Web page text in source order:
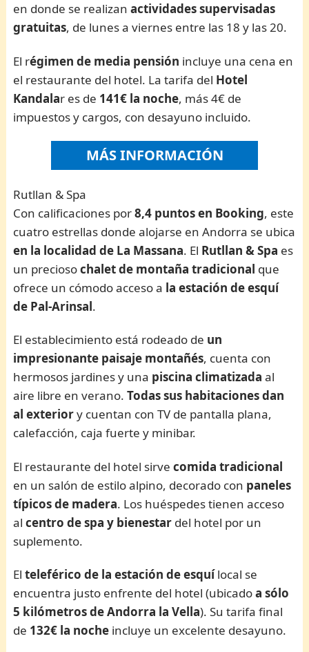
en donde se realizanactividades supervisadas
gratuitas, de lunes a viernes entre las 18 y las 20.
El régimen de media pensión incluye una cena en
el restaurante del hotel. La tarifa del Hotel
Kandalar es de 141€ la noche, más 4€ de
impuestos y cargos, con desayuno incluido.
MÁS INFORMACIÓN
Rutllan & Spa
Con calificaciones por8,4 puntos en Booking, este
cuatro estrellas donde alojarse en Andorra se ubica
en la localidad de La Massana. El Rutllan & Spa es
un preciosochalet de montaña tradicional que
ofrece un cómodo acceso a la estación de esquí
de Pal-Arinsal.
El establecimiento está rodeado de un
impresionante paisaje montañés, cuenta con
hermosos jardines y una piscina climatizada al
aire libre en verano.Todas sus habitaciones dan
al exteriory cuentan con TV de pantalla plana,
calefacción, caja fuerte y minibar.
El restaurante del hotel sirvecomida tradicional
en un salón de estilo alpino, decorado con paneles
típicos de madera. Los huéspedes tienen acceso
alcentro de spa y bienestar del hotel por un
suplemento.
Elteleférico de la estación de esquílocal se
encuentra justo enfrente del hotel (ubicadoa sólo
5 kilómetros de Andorra la Vella). Su tarifa final
de 132€ la noche incluye un excelente desayuno.